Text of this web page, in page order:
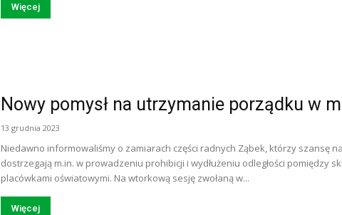
Więcej
Nowy pomysł na utrzymanie porządku w
13 grudnia 2023
Niedawno informowaliśmy o zamiarach części radnych Ząbek, którzy szansę
dostrzegają m.in. w prowadzeniu prohibicji i wydłużeniu odległości pomiędzy
placówkami oświatowymi. Na wtorkową sesję zwołaną w...
Więcej